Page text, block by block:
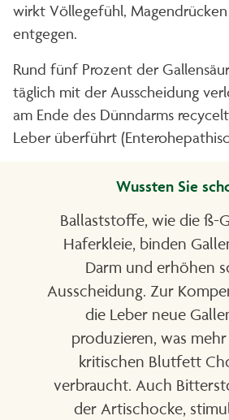
wirkt Völlegefühl,
entgegen.
Rund fünf Prozent der
täglich mit der Ausscheidung
am Ende des Dünndarms
Leber überführt
Wussten Sie
Ballaststoffe, wie die ß-
Haferkleie, binden
Darm und erhöhen
Ausscheidung. Zur
die Leber neue
produzieren, was
kritischen Blutfett
verbraucht. Auch
der Artischocke,